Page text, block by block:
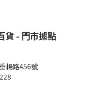
貨 - 門市據點
楊路456號